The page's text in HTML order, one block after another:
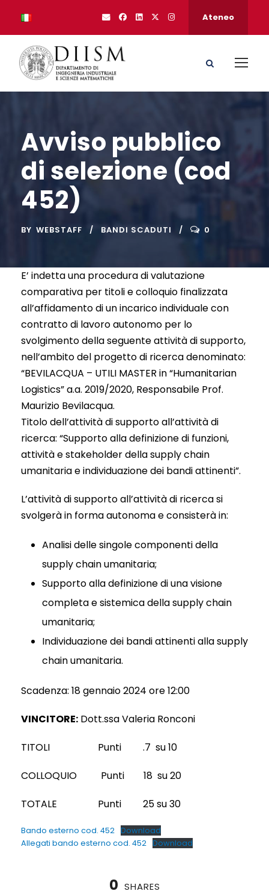
Ateneo
Avviso pubblico
di selezione (cod
452)
BY WEBSTAFF BANDI SCADUTI 0
E’ indetta una procedura di valutazione
comparativa per titoli e colloquio finalizzata
all’affidamento di un incarico individuale con
contratto di lavoro autonomo per lo
svolgimento della seguente attività di supporto,
nell’ambito del progetto di ricerca denominato:
“BEVILACQUA – UTILI MASTER in “Humanitarian
Logistics” a.a. 2019/2020, Responsabile Prof.
Maurizio Bevilacqua.
Titolo dell’attività di supporto all’attività di
ricerca: “Supporto alla definizione di funzioni,
attività e stakeholder della supply chain
umanitaria e individuazione dei bandi attinenti”.
L’attività di supporto all’attività di ricerca si
svolgerà in forma autonoma e consisterà in:
Analisi delle singole componenti della
supply chain umanitaria;
Supporto alla definizione di una visione
completa e sistemica della supply chain
umanitaria;
Individuazione dei bandi attinenti alla supply
chain umanitaria.
Scadenza: 18 gennaio 2024 ore 12:00
VINCITORE: Dott.ssa Valeria Ronconi
TITOLI Punti .7 su 10
COLLOQUIO Punti 18 su 20
TOTALE Punti 25 su 30
Bando esterno cod. 452 Download
Allegati bando esterno cod. 452 Download
0 SHARES